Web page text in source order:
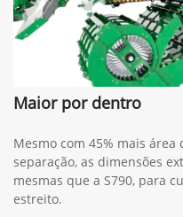
Maior por dentro
Mesmo com 45% mais
separação, as dimensões
mesmas que a S790, para
estreito.